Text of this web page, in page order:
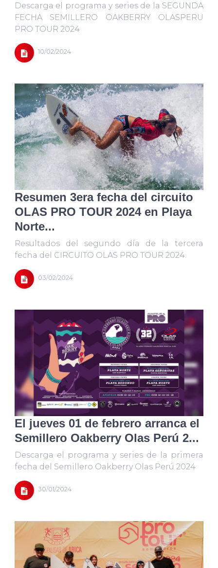
Descarga el programa y series de la SEGUNDA
FECHA SEMILLERO OAKBERRY OLASPERU
PRO TOUR 2024
10/02/2024
Resumen 3era fecha del circuito
OLAS PRO TOUR 2024 en Playa
Norte...
Resultados del segundo día de la tercera
fecha del CIRCUITO OLAS PRO TOUR 2024.
03/02/2024
El jueves 01 de febrero arranca el
Semillero Oakberry Olas Perú 2...
Descarga el programa y series de la primera
fecha del Semillero Oakberry Olas Perú 2024
30/01/2024